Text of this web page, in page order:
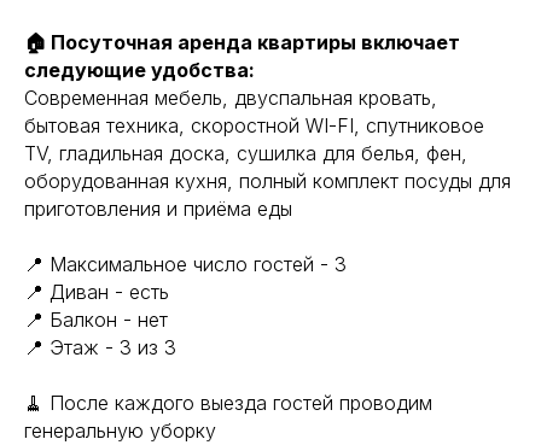
🏠 Посуточная аренда квартиры включает
следующие удобства:
Современная мебель, двуспальная кровать,
бытовая техника, скоростной WI-FI, спутниковое
ТV, гладильная доска, сушилка для белья, фен,
оборудованная кухня, полный комплект посуды для
приготовления и приёма еды
📍 Максимальное число гостей - 3
📍 Диван - есть
📍 Балкон - нет
📍 Этаж - 3 из 3
🧹 После каждого выезда гостей проводим
генеральную уборку